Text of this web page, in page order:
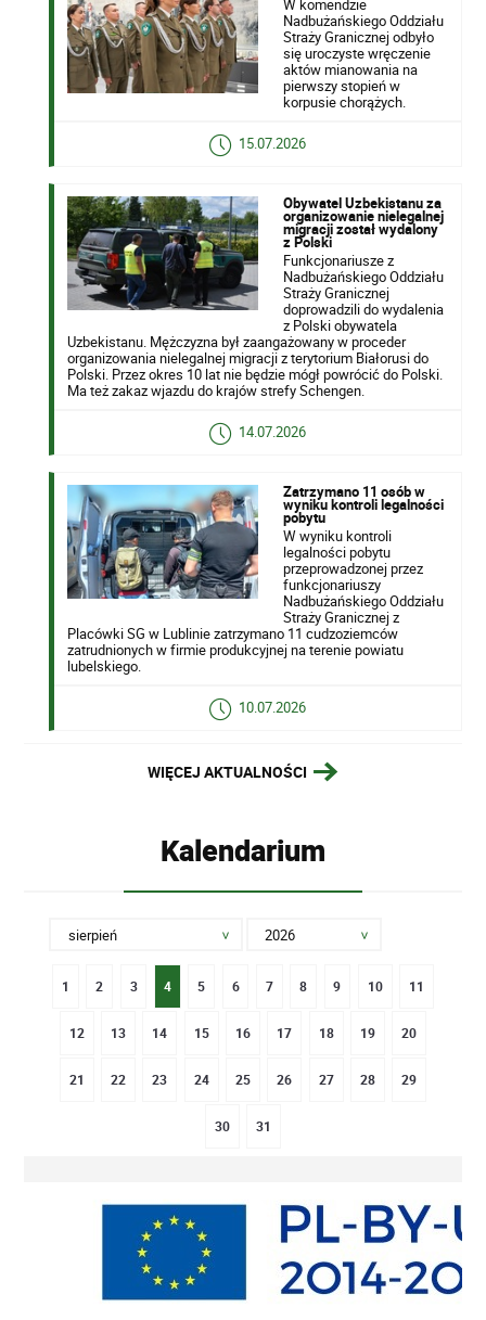
W komendzie
Nadbużańskiego Oddziału
Straży Granicznej odbyło
się uroczyste wręczenie
aktów mianowania na
pierwszy stopień w
korpusie chorążych.
15.07.2026
Obywatel Uzbekistanu za
organizowanie nielegalnej
migracji został wydalony
z Polski
Funkcjonariusze z
Nadbużańskiego Oddziału
Straży Granicznej
doprowadzili do wydalenia
z Polski obywatela
Uzbekistanu. Mężczyzna był zaangażowany w proceder
organizowania nielegalnej migracji z terytorium Białorusi do
Polski. Przez okres 10 lat nie będzie mógł powrócić do Polski.
Ma też zakaz wjazdu do krajów strefy Schengen.
14.07.2026
Zatrzymano 11 osób w
wyniku kontroli legalności
pobytu
W wyniku kontroli
legalności pobytu
przeprowadzonej przez
funkcjonariuszy
Nadbużańskiego Oddziału
Straży Granicznej z
Placówki SG w Lublinie zatrzymano 11 cudzoziemców
zatrudnionych w firmie produkcyjnej na terenie powiatu
lubelskiego.
10.07.2026
WIĘCEJ AKTUALNOŚCI
Kalendarium
1 2 3 4 5 6 7 8 9 10 11
12 13 14 15 16 17 18 19 20
21 22 23 24 25 26 27 28 29
30 31